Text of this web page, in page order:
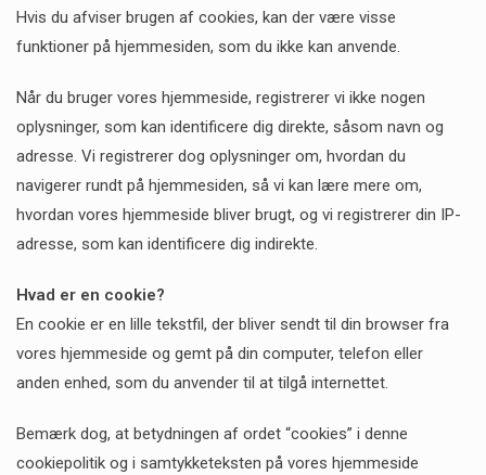
Hvis du afviser brugen af cookies, kan der være visse
funktioner på hjemmesiden, som du ikke kan anvende.
Når du bruger vores hjemmeside, registrerer vi ikke nogen
oplysninger, som kan identificere dig direkte, såsom navn og
adresse. Vi registrerer dog oplysninger om, hvordan du
navigerer rundt på hjemmesiden, så vi kan lære mere om,
hvordan vores hjemmeside bliver brugt, og vi registrerer din IP-
adresse, som kan identificere dig indirekte.
Hvad er en cookie?
En cookie er en lille tekstfil, der bliver sendt til din browser fra
vores hjemmeside og gemt på din computer, telefon eller
anden enhed, som du anvender til at tilgå internettet.
Bemærk dog, at betydningen af ordet “cookies” i denne
cookiepolitik og i samtykketeksten på vores hjemmeside